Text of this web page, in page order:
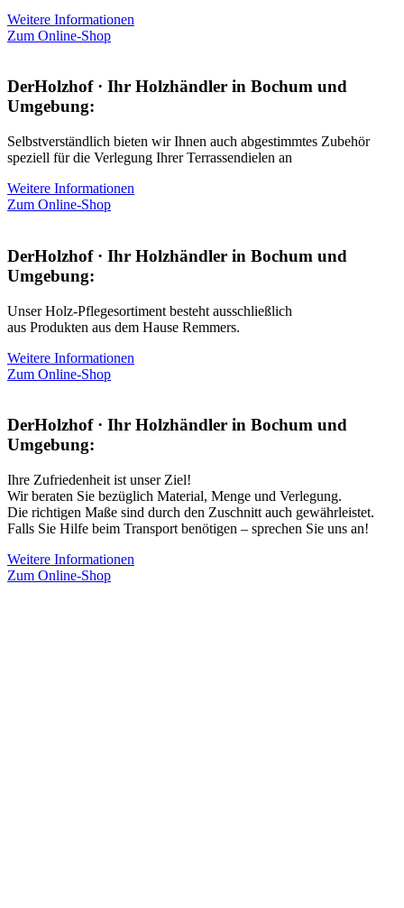
Weitere Informationen
Zum Online-Shop
DerHolzhof · Ihr Holzhändler in Bochum und
Umgebung:
Selbstverständlich bieten wir Ihnen auch abgestimmtes Zubehör
speziell für die Verlegung Ihrer Terrassendielen an
Weitere Informationen
Zum Online-Shop
DerHolzhof · Ihr Holzhändler in Bochum und
Umgebung:
Unser Holz-Pflegesortiment besteht ausschließlich
aus Produkten aus dem Hause Remmers.
Weitere Informationen
Zum Online-Shop
DerHolzhof · Ihr Holzhändler in Bochum und
Umgebung:
Ihre Zufriedenheit ist unser Ziel!
Wir beraten Sie bezüglich Material, Menge und Verlegung.
Die richtigen Maße sind durch den Zuschnitt auch gewährleistet.
Falls Sie Hilfe beim Transport benötigen – sprechen Sie uns an!
Weitere Informationen
Zum Online-Shop